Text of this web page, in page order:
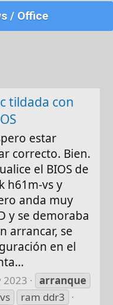
/ Office
tildada con
estar
correcto. Bien.
el BIOS de
h61m-vs y
anda muy
y se demoraba
arrancar, se
en el
2023
arranque
ram ddr3